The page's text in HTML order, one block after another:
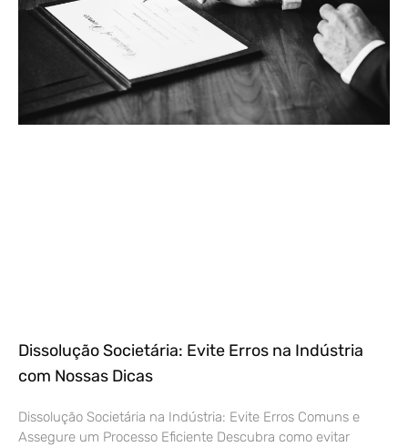
Dissolução Societária: Evite Erros na Indústria
com Nossas Dicas
Dissolução Societária na Indústria: Evite Erros Comuns e
Assegure um Processo Eficiente Descubra como evitar